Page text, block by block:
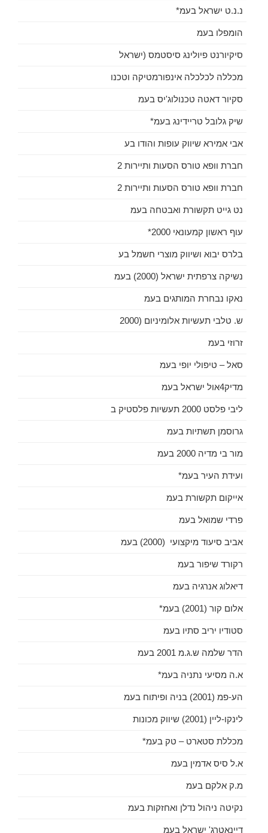
נ.נ.ט ישראל בעמ*
הומפלו בעמ
סיקיורנט פיולינג סיסטמס (ישראל
מכללה לכלכלה אינפורמטיקה וטכנו
סקיור דאטה טכנולוג'יס בעמ
שיק גלובל טריידינג בעמ*
אבי אמירא שיווק עופות והודו בע
חברת וופא טורס הסעות ותיירות 2
חברת וופא טורס הסעות ותיירות 2
נט גייט תקשורת ואבטחה בעמ
עוף ראשון קמעונאי 2000*
בלרס יבוא ושיווק מוצרי חשמל בע
נשיקה צרפתית ישראל (2000) בעמ
נאקו נבחרת המותגים בעמ
ש. טלבי תעשיות אלומיניום (2000
זרוזי בעמ
סאל – טיפולי יופי בעמ
מדיק4אול ישראל בעמ
ליבי פלסט 2000 תעשיות פלסטיק ב
גרוסמן תשתיות בעמ
מור בי מדיה 2000 בעמ
ועידת העיר בעמ*
אייקום תקשורת בעמ
פרדי שמואל בעמ
אביב סיעוד מיקצועי (2000) בעמ
רקורד שיפור בעמ
דיאלוג אנרגיה בעמ
אלום קור (2001) בעמ*
סטודיו יריב סתיו בעמ
הדר שלמה ש.ג.מ 2001 בעמ
א.ה מסיעי נתניה בעמ*
הע-פמ (2001) בניה ופיתוח בעמ
לינקו-ליין (2001) שיווק מכונות
מכללת סטארט – טק בעמ*
א.ל סיס אדמין בעמ
מ.ק אלקם בעמ
נקיטה ניהול נדלן ואחזקות בעמ
דיינאטרג' ישראל בעמ